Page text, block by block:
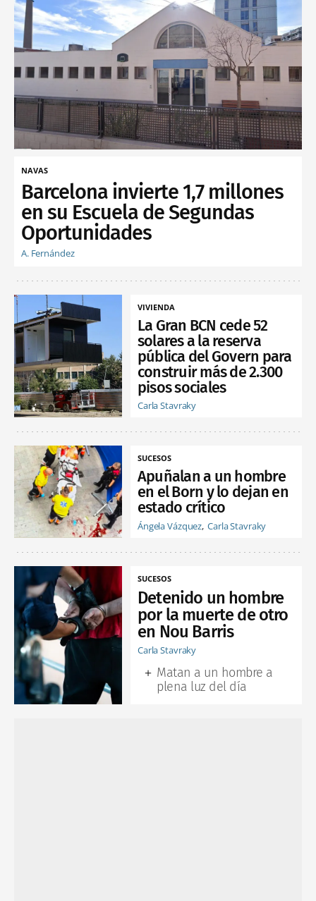
NAVAS
Barcelona invierte 1,7 millones
en su Escuela de Segundas
Oportunidades
A. Fernández
VIVIENDA
La Gran BCN cede 52
solares a la reserva
pública del Govern para
construir más de 2.300
pisos sociales
Carla Stavraky
SUCESOS
Apuñalan a un hombre
en el Born y lo dejan en
estado crítico
Ángela Vázquez Carla Stavraky
SUCESOS
Detenido un hombre
por la muerte de otro
en Nou Barris
Carla Stavraky
Matan a un hombre a
plena luz del día